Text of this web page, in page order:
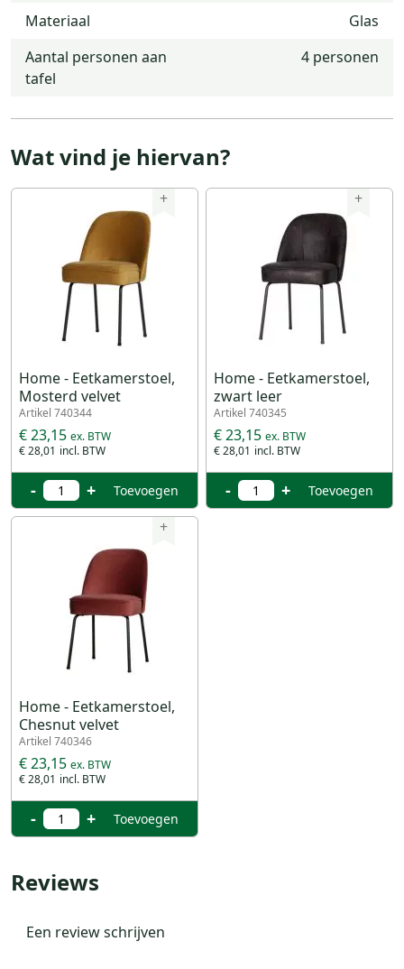
Materiaal
Glas
Aantal personen aan
tafel
4 personen
Wat vind je hiervan?
+
Home - Eetkamerstoel,
Mosterd velvet
Artikel 740344
€ 28,01
€ 23,15
- + Toevoegen
+
Home - Eetkamerstoel,
zwart leer
Artikel 740345
€ 28,01
€ 23,15
- + Toevoegen
+
Home - Eetkamerstoel,
Chesnut velvet
Artikel 740346
€ 28,01
€ 23,15
- + Toevoegen
Reviews
Een review schrijven